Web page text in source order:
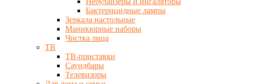
Бактерицидные лампы
Зеркала настольные
Маникюрные наборы
Чистка лица
ТВ
ТВ-приставки
Саундбары
Телевизоры